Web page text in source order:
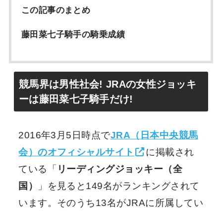
この記事のまとめ
藤田菜七子騎手の騎乗成績
競馬界は男性社会! JRAの女性ジョッキ
ーは藤田菜七子騎手だけ!
2016年3月5日時点でJRA（日本中央競馬
会）のオフィシャルサイト
に掲載され
ている「 リーディングジョッキー（全
国）
」を見ると149名がランキングされて
います。そのうち13名がJRAに所属してい